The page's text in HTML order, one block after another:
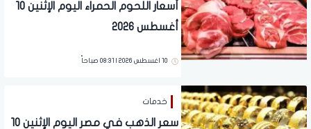
أسعار اللحوم الحمراء اليوم الإثنين 10
أغسطس 2026
10 اغسطس 2026 | 08:31 صباحاً
خدمات
سعر الذهب في مصر اليوم الإثنين 10